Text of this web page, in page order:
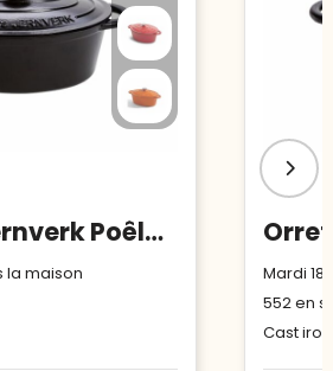
Orrefors Jernverk Poêle en fer émaillée ovale 3.5L
la maison
Mardi
552en
Cast iron